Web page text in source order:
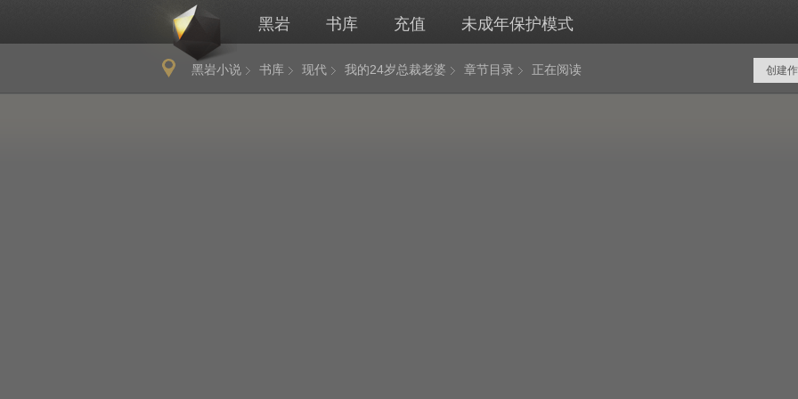
黑岩 书库 充值 未成年保护模式
黑岩小说 书库 现代 我的24岁总裁老婆 章节目录 正在阅读 创建